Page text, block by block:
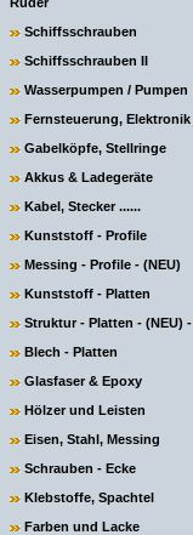
Schiffsschrauben
Schiffsschrauben II
Wasserpumpen / Pumpen
Fernsteuerung, Elektronik
Gabelköpfe, Stellringe
Akkus & Ladegeräte
Kabel, Stecker ......
Kunststoff - Profile
Messing - Profile - (NEU)
Kunststoff - Platten
Struktur - Platten - (NEU) -
Blech - Platten
Glasfaser & Epoxy
Hölzer und Leisten
Eisen, Stahl, Messing
Schrauben - Ecke
Klebstoffe, Spachtel
Farben und Lacke